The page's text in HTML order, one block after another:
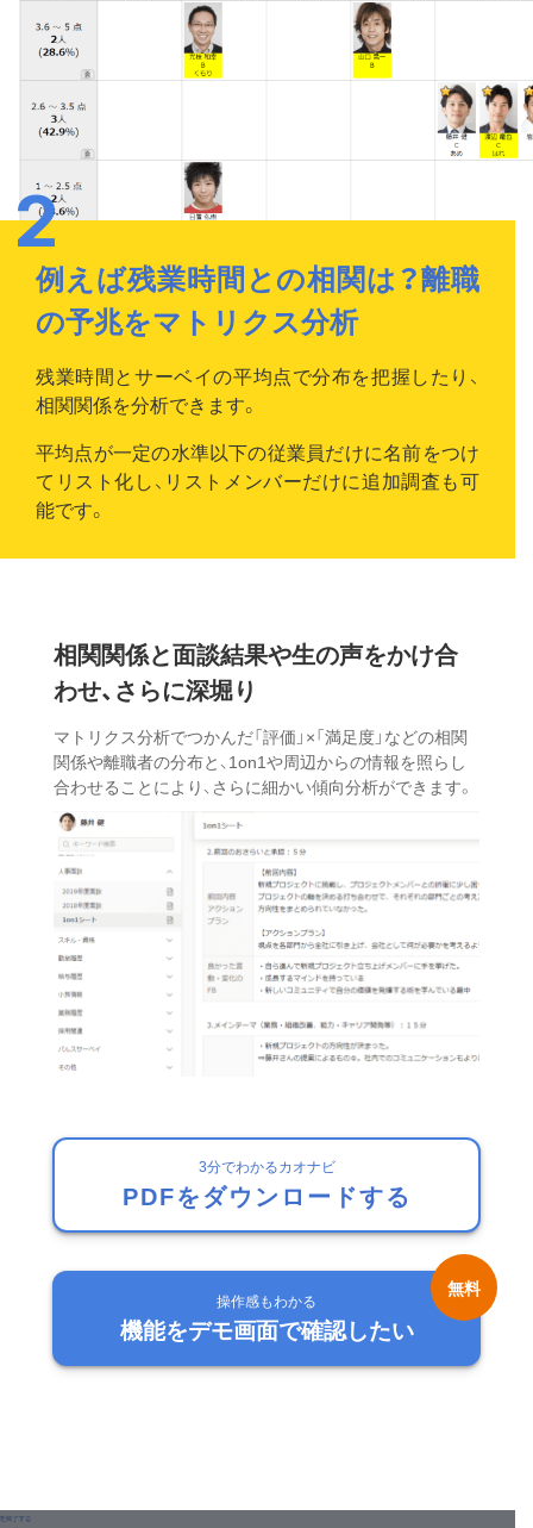
例えば残業時間との相関は？離職
の予兆をマトリクス分析
残業時間とサーベイの平均点で分布を把握したり、
相関関係を分析できます。
平均点が一定の水準以下の従業員だけに名前をつけ
てリスト化し、リストメンバーだけに追加調査も可
能です。
相関関係と面談結果や生の声をかけ合
わせ、 さらに深堀り
マトリクス分析でつかんだ「評価」×「満足度」などの相関
関係や離職者の分布と、1on1や周辺からの情報を照らし
合わせることにより、さらに細かい傾向分析ができます。
3分でわかるカオナビ
PDFをダウンロードする
操作感もわかる
機能をデモ画面で確認したい